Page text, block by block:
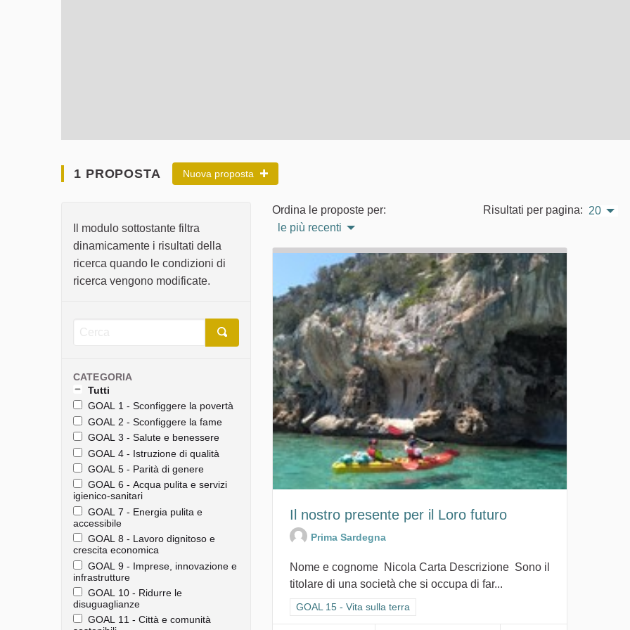
1 PROPOSTA Nuova proposta
Il modulo sottostante filtra
dinamicamente i risultati della
ricerca quando le condizioni di
ricerca vengono modificate.
CATEGORIA
Tutti
GOAL 1 - Sconfiggere la povertà
GOAL 2 - Sconfiggere la fame
GOAL 3 - Salute e benessere
GOAL 4 - Istruzione di qualità
GOAL 5 - Parità di genere
GOAL 6 - Acqua pulita e servizi
igienico-sanitari
GOAL 7 - Energia pulita e
accessibile
GOAL 8 - Lavoro dignitoso e
crescita economica
GOAL 9 - Imprese, innovazione e
infrastrutture
GOAL 10 - Ridurre le
disuguaglianze
GOAL 11 - Città e comunità
Ordina le proposte per:
le più recenti
Risultati per pagina: 20
Il nostro presente per il Loro futuro
Prima Sardegna
Nome e cognome Nicola Carta Descrizione Sono il
titolare di una società che si occupa di far...
Filtra i risultati per categoria: GOAL 15 - Vita sulla terra
GOAL 15 - Vita sulla terra